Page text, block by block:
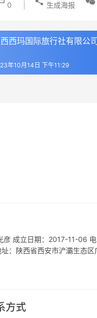
0 生成海报
西玛国际旅行社有限公司
年10月14日 下午11:29
成立日期：2017-11-06
陕西省西安市浐灞生态区
方式